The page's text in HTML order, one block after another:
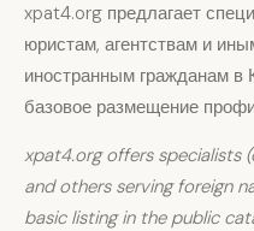
xpat4.org предлагает
юристам, агентствам и
иностранным гражданам в
базовое размещение
xpat4.org offers specialists
and others serving foreign
basic listing in the public